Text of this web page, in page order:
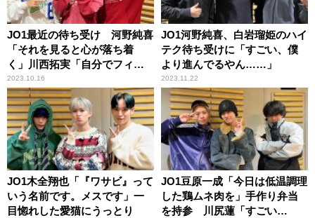
JO1最近の待ち受け 河野純喜
「それを見ると心が落ち着
く」川西拓実「自分でフィル
ムで撮った」白岩瑠姫「ザ・
ノーマル」
2023.10.16
JO1河野純喜、白岩瑠姫のハイ
テク待ち受けに「すごい、僕
より進んでるやん……」
2023.11.22
JO1木全翔也「『ワサビ』って
いう名前です。メスです」一
目惚れした愛猫にうっとり
JO1豆原一成「今日は低温調理
した鶏ムネ肉を」手作り弁当
を持参 川尻蓮「すごい